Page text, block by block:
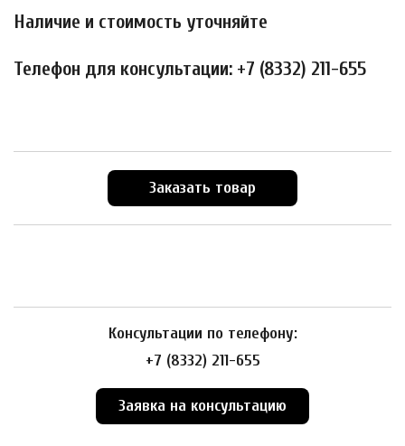
Наличие и стоимость уточняйте
Телефон для консультации: +7 (8332) 211-655
Заказать товар
Консультации по телефону:
+7 (8332) 211-655
Заявка на консультацию